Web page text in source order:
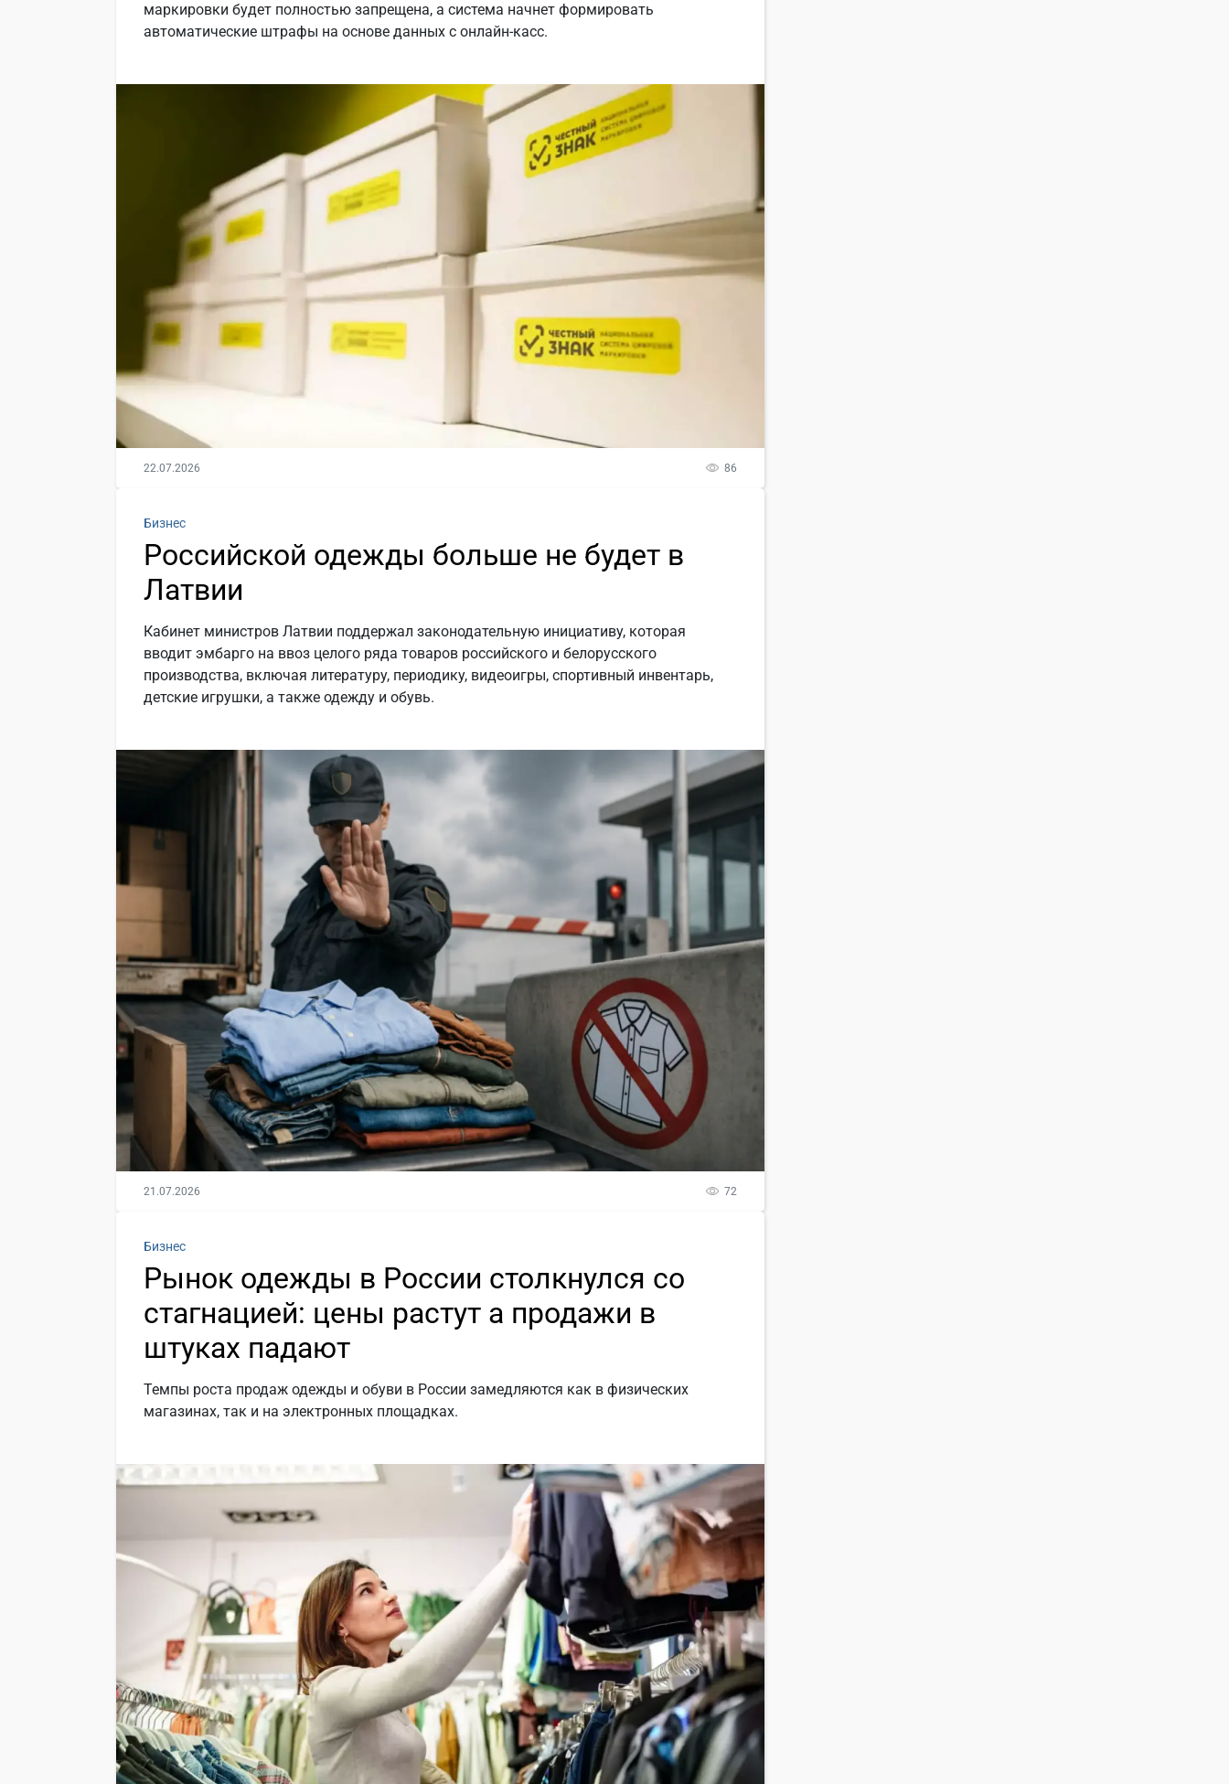
маркировки будет полностью запрещена, а система начнет формировать
автоматические штрафы на основе данных с онлайн-касс.
22.07.2026 86
Бизнес
Российской одежды больше не будет в
Латвии
Кабинет министров Латвии поддержал законодательную инициативу, которая
вводит эмбарго на ввоз целого ряда товаров российского и белорусского
производства, включая литературу, периодику, видеоигры, спортивный инвентарь,
детские игрушки, а также одежду и обувь.
21.07.2026 72
Бизнес
Рынок одежды в России столкнулся со
стагнацией: цены растут а продажи в
штуках падают
Темпы роста продаж одежды и обуви в России замедляются как в физических
магазинах, так и на электронных площадках.